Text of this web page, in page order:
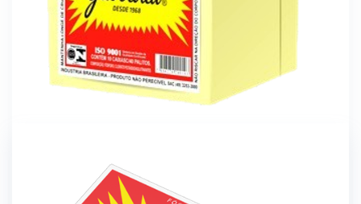
FÓSFORO DE SEGURANÇA TRADICIONAL